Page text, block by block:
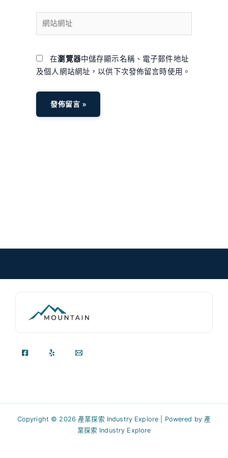
網
址
在瀏覽器中儲存顯示名稱、電子郵件地址
及個人網站網址，以供下次發佈留言時使用。
Copyright © 2026 產業探索 Industry Explore | Powered by 產
業探索 Industry Explore